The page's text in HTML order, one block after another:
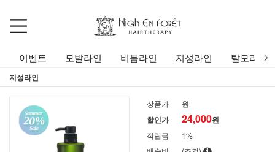
이벤트 모발라인 비듬라인 지성라인
탈모라인
지성라인
상품가 원
할인가 24,000원
적립금
1%